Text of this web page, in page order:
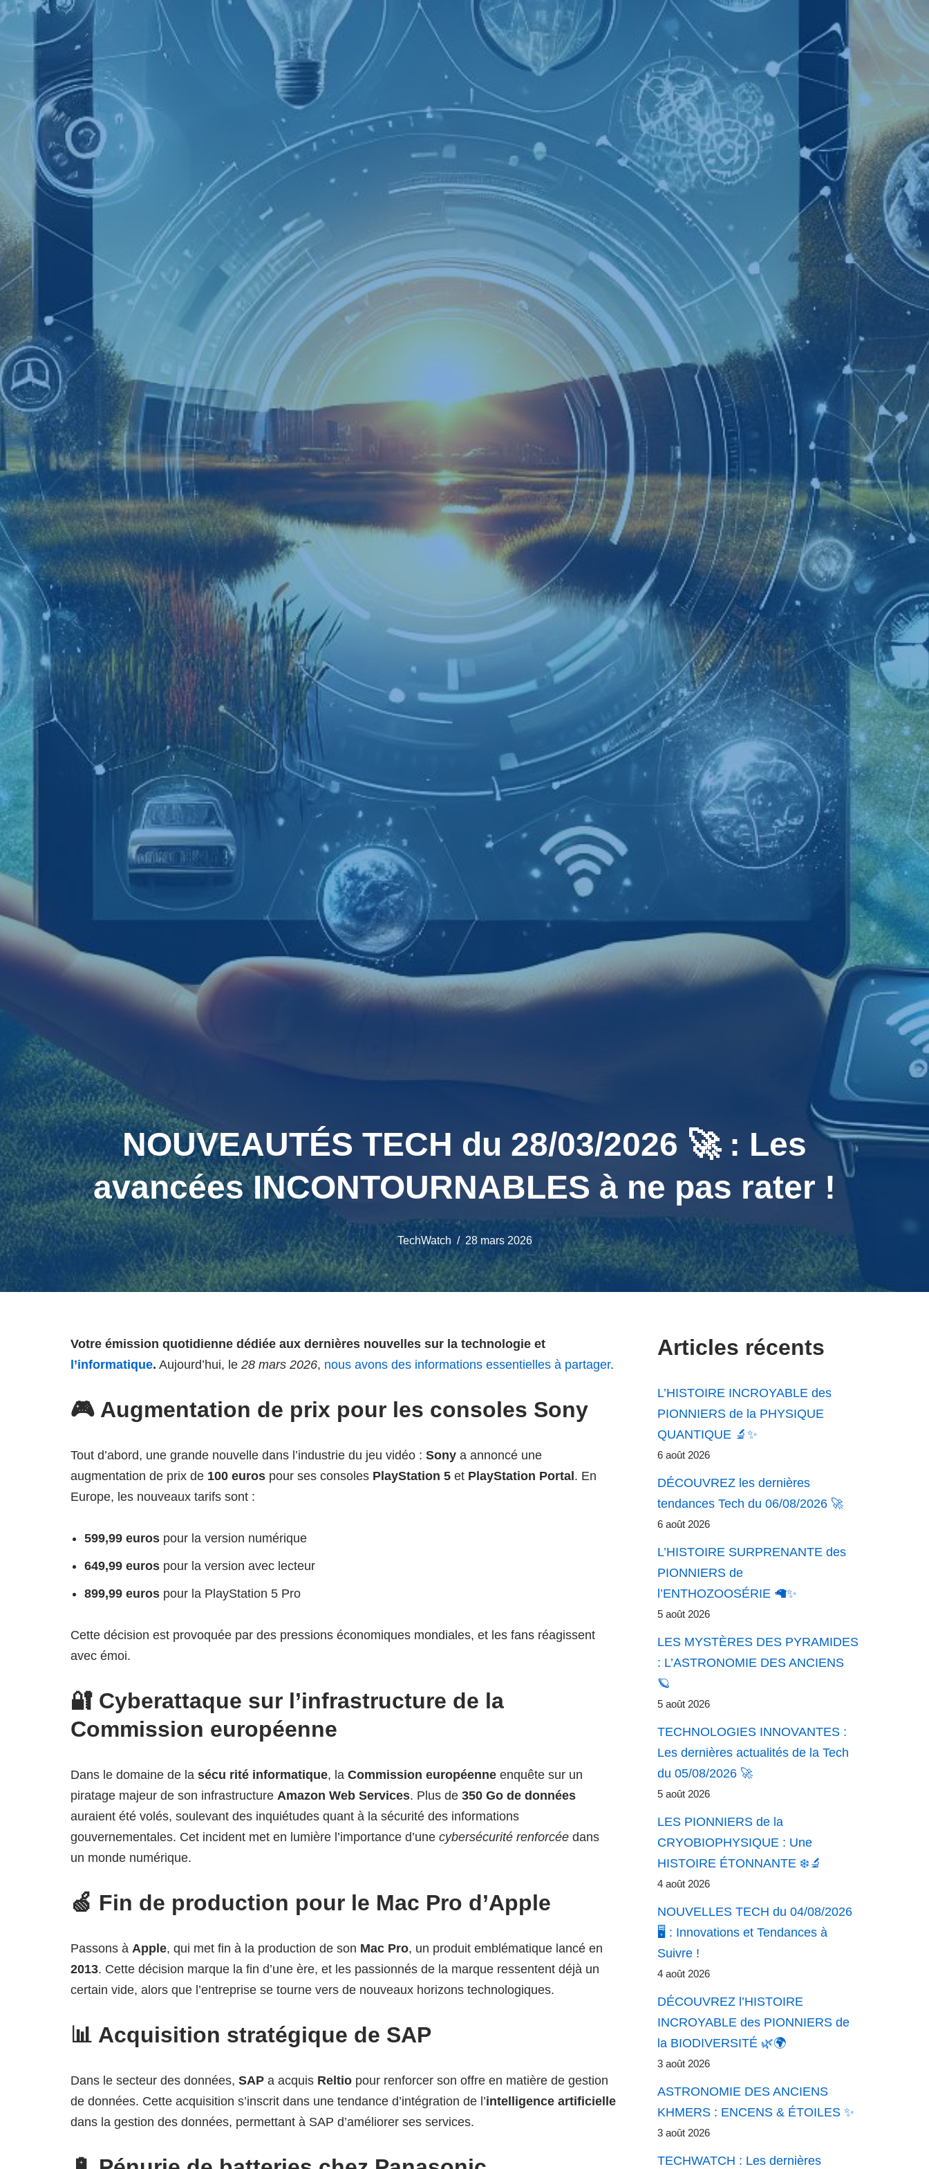
NOUVEAUTÉS TECH du 28/03/2026 🚀 : Les
avancées INCONTOURNABLES à ne pas rater !
TechWatch 28 mars 2026
Votre émission quotidienne dédiée aux dernières nouvelles sur la technologie et
l’informatique. Aujourd’hui, le 28 mars 2026, nous avons des informations essentielles à partager.
🎮 Augmentation de prix pour les consoles Sony
Tout d’abord, une grande nouvelle dans l’industrie du jeu vidéo : Sony a annoncé une
augmentation de prix de 100 euros pour ses consoles PlayStation 5 et PlayStation Portal . En
Europe, les nouveaux tarifs sont :
599,99 euros pour la version numérique
649,99 euros pour la version avec lecteur
899,99 euros pour la PlayStation 5 Pro
Cette décision est provoquée par des pressions économiques mondiales, et les fans réagissent
avec émoi.
🔐 Cyberattaque sur l’infrastructure de la
Commission européenne
Dans le domaine de la sécu rité informatique, la Commission européenne enquête sur un
piratage majeur de son infrastructure Amazon Web Services. Plus de 350 Go de données
auraient été volés, soulevant des inquiétudes quant à la sécurité des informations
gouvernementales. Cet incident met en lumière l’importance d’une cybersécurité renforcée dans
un monde numérique.
🍏 Fin de production pour le Mac Pro d’Apple
Passons à Apple, qui met fin à la production de son Mac Pro, un produit emblématique lancé en
2013. Cette décision marque la fin d’une ère, et les passionnés de la marque ressentent déjà un
certain vide, alors que l’entreprise se tourne vers de nouveaux horizons technologiques.
📊 Acquisition stratégique de SAP
Dans le secteur des données, SAP a acquis Reltio pour renforcer son offre en matière de gestion
de données. Cette acquisition s’inscrit dans une tendance d’intégration de l’intelligence artificielle
dans la gestion des données, permettant à SAP d’améliorer ses services.
Articles récents
L’HISTOIRE INCROYABLE des
PIONNIERS de la PHYSIQUE
QUANTIQUE 🔬✨
6 août 2026
DÉCOUVREZ les dernières
tendances Tech du 06/08/2026 🚀
6 août 2026
L’HISTOIRE SURPRENANTE des
PIONNIERS de
l’ENTHOZOOSÉRIE 🦙✨
5 août 2026
LES MYSTÈRES DES PYRAMIDES
: L’ASTRONOMIE DES ANCIENS
🪐
5 août 2026
TECHNOLOGIES INNOVANTES :
Les dernières actualités de la Tech
du 05/08/2026 🚀
5 août 2026
LES PIONNIERS de la
CRYOBIOPHYSIQUE : Une
HISTOIRE ÉTONNANTE ❄️🔬
4 août 2026
NOUVELLES TECH du 04/08/2026
🖥️ : Innovations et Tendances à
Suivre !
4 août 2026
DÉCOUVREZ l’HISTOIRE
INCROYABLE des PIONNIERS de
la BIODIVERSITÉ 🌿🌍
3 août 2026
ASTRONOMIE DES ANCIENS
KHMERS : ENCENS & ÉTOILES ✨
3 août 2026
TECHWATCH : Les dernières